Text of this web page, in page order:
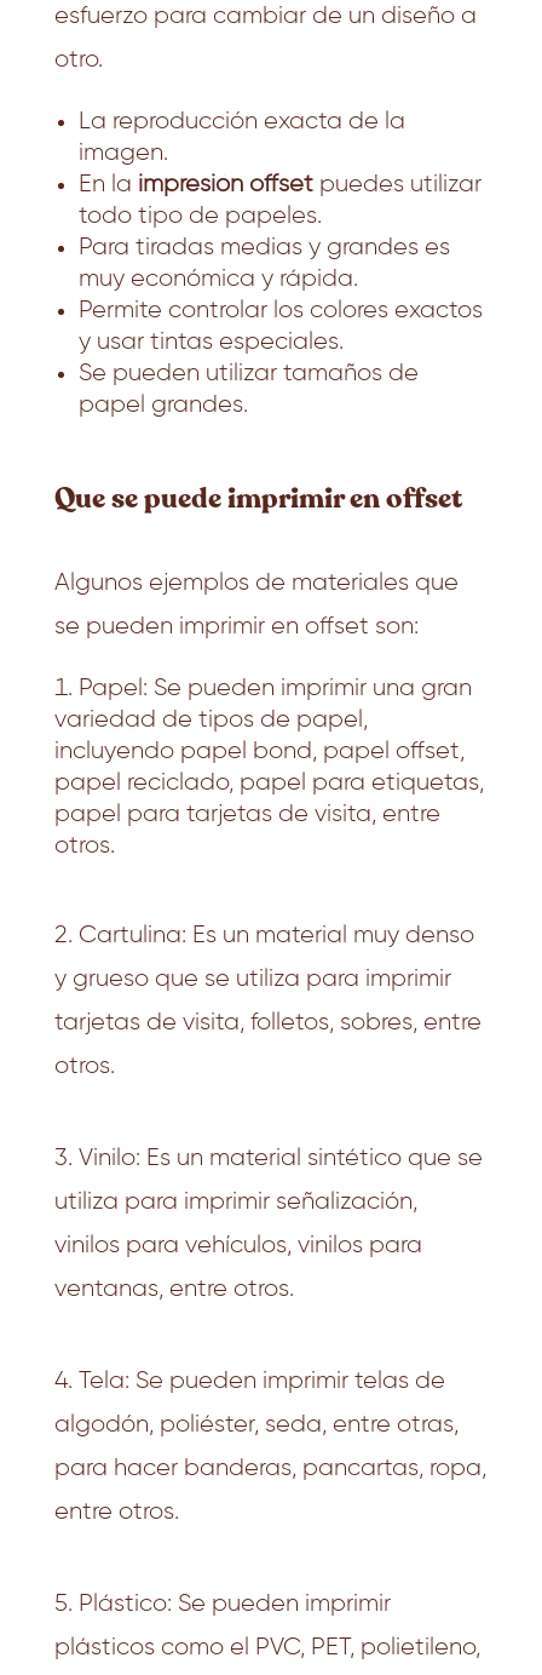
esfuerzo para cambiar de un diseño a
otro.
La reproducción exacta de la
imagen.
En la impresión offsetpuedes utilizar
todo tipo de papeles.
Para tiradas medias y grandes es
muy económica y rápida.
Permite controlar los colores exactos
y usar tintas especiales.
Se pueden utilizar tamaños de
papel grandes.
Que se puede imprimir en offset
Algunos ejemplos de materiales que
se pueden imprimir en offset son:
Papel: Se pueden imprimir una gran
variedad de tipos de papel,
incluyendo papel bond, papel offset,
papel reciclado, papel para etiquetas,
papel para tarjetas de visita, entre
otros.
2. Cartulina: Es un material muy denso
y grueso que se utiliza para imprimir
tarjetas de visita, folletos, sobres, entre
otros.
3. Vinilo: Es un material sintético que se
utiliza para imprimir señalización,
vinilos para vehículos, vinilos para
ventanas, entre otros.
4. Tela: Se pueden imprimir telas de
algodón, poliéster, seda, entre otras,
para hacer banderas, pancartas, ropa,
entre otros.
5. Plástico: Se pueden imprimir
plásticos como el PVC, PET, polietileno,